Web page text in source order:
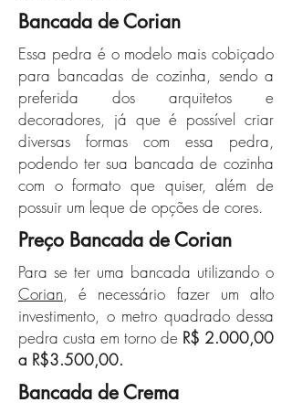
Bancada de Corian
Essa pedra é o modelo mais cobiçado
para bancadas de cozinha, sendo a
preferida dos arquitetos e
decoradores, já que é possível criar
diversas formas com essa pedra,
podendo ter sua bancada de cozinha
com o formato que quiser, além de
possuir um leque de opções de cores.
Para se ter uma bancada utilizando o
Corian, é necessário fazer um alto
investimento, o metro quadrado dessa
pedra custa em torno de R$ 2.000,00
a R$3.500,00.
Preço Bancada de Corian
Bancada de Crema